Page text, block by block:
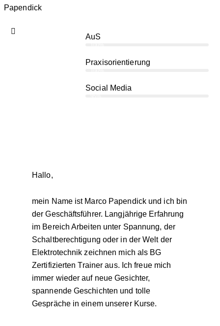
AuS
Praxisorientierung
Social Media
Hallo,
mein Name ist Marco Papendick und ich bin
der Geschäftsführer. Langjährige Erfahrung
im Bereich Arbeiten unter Spannung, der
Schaltberechtigung oder in der Welt der
Elektrotechnik zeichnen mich als BG
Zertifizierten Trainer aus. Ich freue mich
immer wieder auf neue Gesichter,
spannende Geschichten und tolle
Gespräche in einem unserer Kurse.